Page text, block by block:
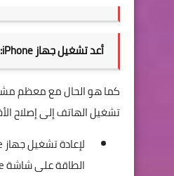
أعد تشغيل جهاز iPhone:
تشغيل الهاتف إلى إصلاح
الطاقة على شاشة iPhone.